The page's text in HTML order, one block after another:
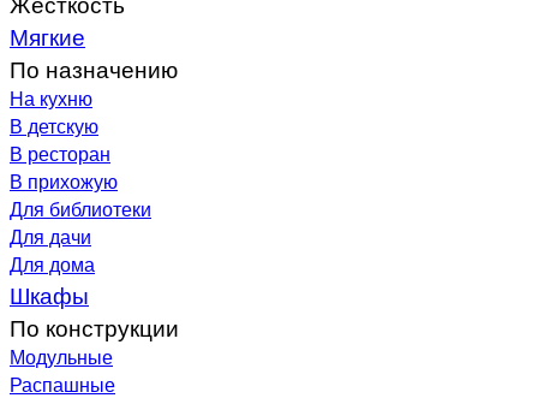
Мягкие
По назначению
На кухню
В детскую
В ресторан
В прихожую
Для библиотеки
Для дачи
Для дома
Шкафы
По конструкции
Модульные
Распашные